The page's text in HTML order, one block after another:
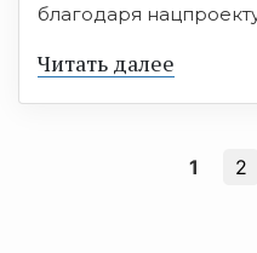
благодаря
Читать далее
1 2